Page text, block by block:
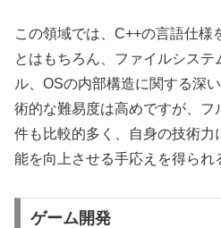
この領域では、C++の言語仕様
とはもちろん、ファイルシステ
ル、OSの内部構造に関する深
術的な難易度は高めですが、フ
件も比較的多く、自身の技術力
能を向上させる手応えを得られ
ゲーム開発